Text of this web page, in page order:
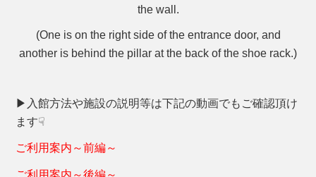
the wall.
(One is on the right side of the entrance door, and
another is behind the pillar at the back of the shoe rack.)
▶入館方法や施設の説明等は下記の動画でもご確認頂け
ます☟
ご利用案内～前編～
ご利用案内～後編～